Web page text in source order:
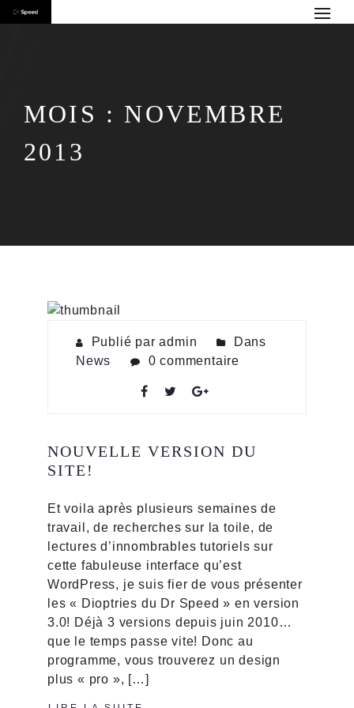
MOIS : NOVEMBRE
2013
Publié par admin
Dans
News
0 commentaire
NOUVELLE VERSION DU
SITE!
Et voila après plusieurs semaines de
travail, de recherches sur la toile, de
lectures d’innombrables tutoriels sur
cette fabuleuse interface qu’est
WordPress, je suis fier de vous présenter
les « Dioptries du Dr Speed » en version
3.0! Déjà 3 versions depuis juin 2010…
que le temps passe vite! Donc au
programme, vous trouverez un design
plus « pro », […]